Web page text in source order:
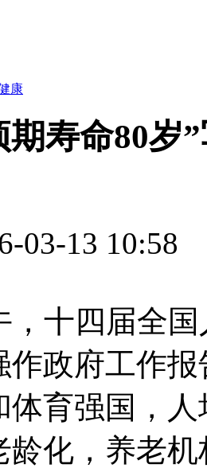
康
期寿命80岁
03-13
，十四届全
作政府工作
体育强国，
龄化，养老